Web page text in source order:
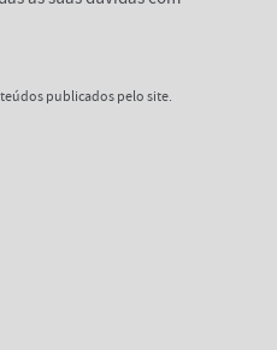
publicados pelo site.